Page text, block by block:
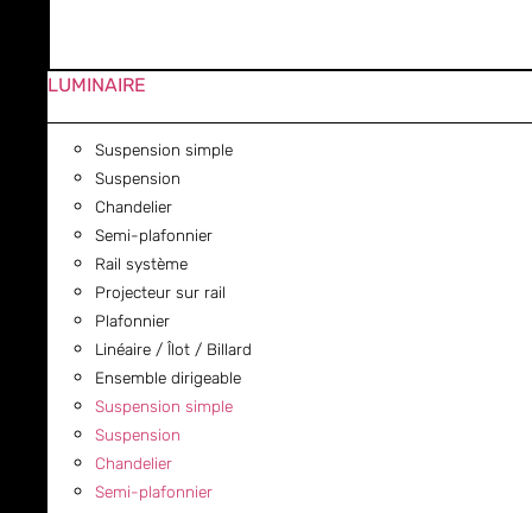
LUMINAIRE
Suspension simple
Suspension
Chandelier
Semi-plafonnier
Rail système
Projecteur sur rail
Plafonnier
Linéaire / Îlot / Billard
Ensemble dirigeable
Suspension simple
Suspension
Chandelier
Semi-plafonnier